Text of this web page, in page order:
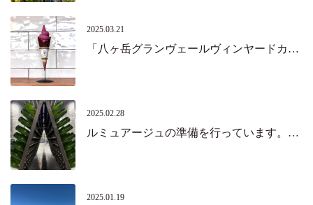
2025.03.21
「八ヶ岳グランヴェールヴィンヤードカフェ」がオープンしました！（北杜市）
2025.02.28
ルミュアージュの準備を行っています。（北杜市）
2025.01.19